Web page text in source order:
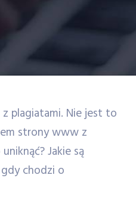
plagiatami. Nie jest to
strony www z
Jakie są
chodzi o